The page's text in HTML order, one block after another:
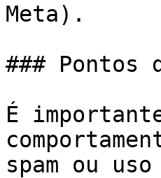
Meta).
### Pontos
É
spam ou